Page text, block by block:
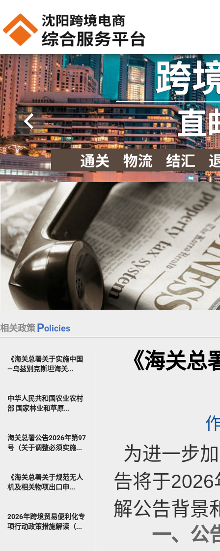
相关政策Policies
《海关总署关于实施中国
—乌兹别克斯坦海关...
中华人民共和国农业农村
部 国家林业和草原...
海关总署公告2026年第97
号（关于调整必须实施...
《海关总署关于规范无人
机及相关物项出口申...
2026年跨境贸易便利化专
项行动政策措施解读（...
《海关
为进一步
告将于
解公告背景
一、公